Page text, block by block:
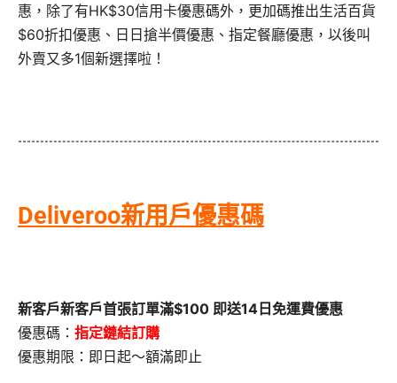
惠，除了有HK$30信用卡優惠碼外，更加碼推出生活百貨
$60折扣優惠、日日搶半價優惠、指定餐廳優惠，以後叫
外賣又多1個新選擇啦！
Deliveroo新用戶優惠碼
新客戶新客戶首張訂單滿$100 即送14日免運費優惠
優惠碼： 指定鏈結訂購
優惠期限：即日起～額滿即止